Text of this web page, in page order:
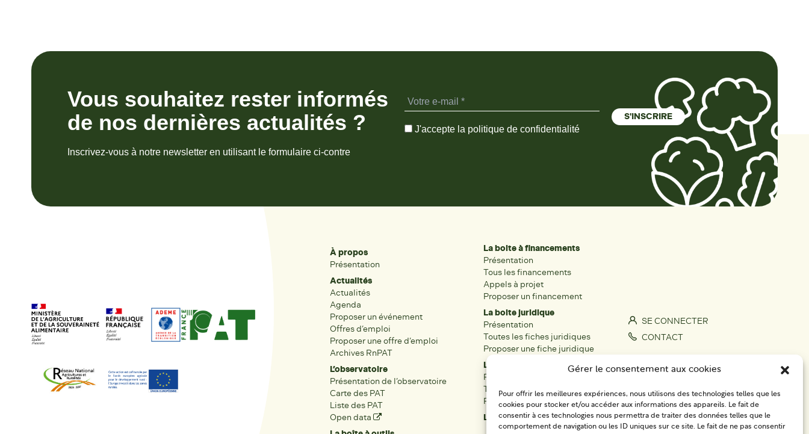
Gérer le consentement aux cookies
Pour offrir les meilleures expériences, nous utilisons des technologies telles que les
cookies pour stocker et/ou accéder aux informations des appareils. Le fait de
consentir à ces technologies nous permettra de traiter des données telles que le
comportement de navigation ou les ID uniques sur ce site. Le fait de ne pas consentir
Vous souhaitez rester informés
de nos dernières actualités ?
Inscrivez-vous à notre newsletter en utilisant le formulaire ci-contre
J'accepte la politique de confidentialité
À propos
Présentation
Actualités
Actualités
Agenda
Proposer un événement
Offres d’emploi
Proposer une offre d’emploi
Archives RnPAT
L’observatoire
Présentation de l’observatoire
Carte des PAT
Liste des PAT
Open data
La boite à financements
Présentation
Tous les financements
Appels à projet
Proposer un financement
La boite juridique
Présentation
Toutes les fiches juridiques
Proposer une fiche juridique
Les acteurs
Présentation
Tous les acteurs
Proposer une fiche acteur
Les réseaux régionaux
SE CONNECTER
CONTACT
S'IMPLIQUER